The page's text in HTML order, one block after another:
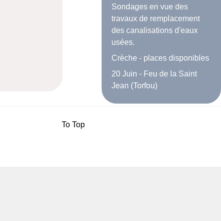
Sondages en vue des
travaux de remplacement
des canalisations d'eaux
usées.
Crèche - places disponibles
20 Juin - Feu de la Saint
Jean (Torfou)
To Top